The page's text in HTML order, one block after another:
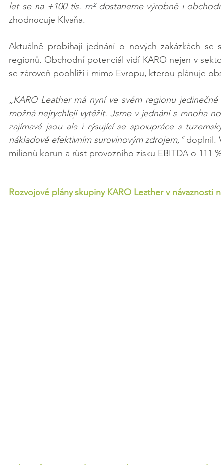
let se na +100 tis. m² dostaneme výrobně i
zhodnocuje Klvaňa.
Aktuálně probíhají jednání o nových zakázkách
regionů. Obchodní potenciál vidí KARO nejen v
se zároveň poohlíží i mimo Evropu, kterou plánuje
„KARO Leather má nyní ve svém regionu
možná nejrychleji vytěžit. Jsme v jednání s mnoha
zajímavé jsou ale i rýsující se spolupráce s
nákladově efektivním surovinovým zdrojem,“ doplnil.
milionů korun a růst provozního zisku EBITDA o 111
Rozvojové plány skupiny KARO Leather v návaznosti